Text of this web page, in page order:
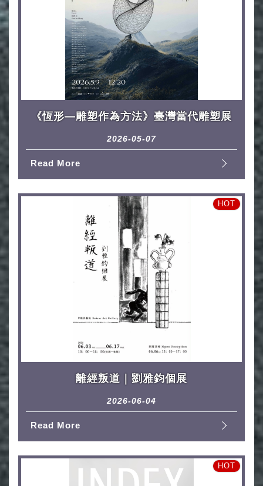
《恆形—雕塑作為方法》臺灣當代雕塑展
2026-05-07
Read More
HOT
離經叛道｜劉雅鈞個展
2026-06-04
Read More
HOT